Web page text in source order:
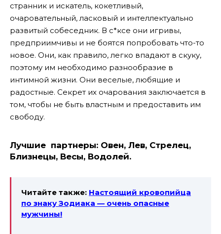
странник и искатель, кокетливый,
очаровательный, ласковый и интеллектуально
развитый собеседник. В с*ксе они игривы,
предприимчивы и не боятся попробовать что-то
новое. Они, как правило, легко впадают в скуку,
поэтому им необходимо разнообразие в
интимной жизни. Они веселые, любящие и
радостные. Секрет их очарования заключается в
том, чтобы не быть властным и предоставить им
свободу.
Лучшие партнеры: Овен, Лев, Стрелец,
Близнецы, Весы, Водолей.
Читайте также: Настоящий кровопийца
по знаку Зодиака — очень опасные
мужчины!